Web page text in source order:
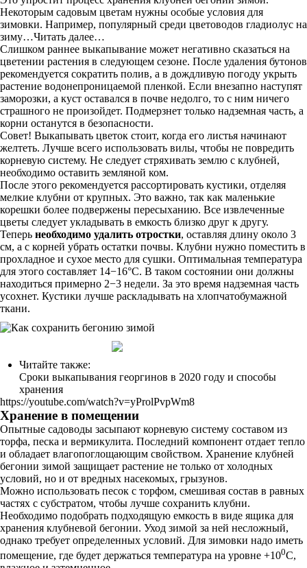
Некоторым садовым цветам нужны особые условия для
зимовки. Например, популярный среди цветоводов гладиолус на
зиму…Читать далее…
Слишком раннее выкапывание может негативно сказаться на
цветении растения в следующем сезоне. После удаления бутонов
рекомендуется сократить полив, а в дождливую погоду укрыть
растение водонепроницаемой пленкой. Если внезапно наступят
заморозки, а куст оставался в почве недолго, то с ним ничего
страшного не произойдет. Подмерзнет только надземная часть, а
корни останутся в безопасности.
Совет! Выкапывать цветок стоит, когда его листья начинают
желтеть. Лучше всего использовать вилы, чтобы не повредить
корневую систему. Не следует стряхивать землю с клубней,
необходимо оставить земляной ком.
После этого рекомендуется рассортировать кустики, отделяя
мелкие клубни от крупных. Это важно, так как маленькие
корешки более подвержены пересыханию. Все извлеченные
цветы следует укладывать в емкость близко друг к другу.
Теперь необходимо удалить отростки, оставляя длину около 3
см, а с корней убрать остатки почвы. Клубни нужно поместить в
прохладное и сухое место для сушки. Оптимальная температура
для этого составляет 14−16°C. В таком состоянии они должны
находиться примерно 2−3 недели. За это время надземная часть
усохнет. Кустики лучше раскладывать на хлопчатобумажной
ткани.
Читайте также:
Сроки выкапывания георгинов в 2020 году и способы
хранения
https://youtube.com/watch?v=yProlPvpWm8
Хранение в помещении
Опытные садоводы засыпают корневую систему составом из
торфа, песка и вермикулита. Последний компонент отдает тепло
и обладает влагопоглощающим свойством. Хранение клубней
бегонии зимой защищает растение не только от холодных
условий, но и от вредных насекомых, грызунов.
Можно использовать песок с торфом, смешивая состав в равных
частях с субстратом, чтобы лучше сохранить клубни.
Необходимо подобрать подходящую емкость в виде ящика для
хранения клубневой бегонии. Уход зимой за ней несложный,
однако требует определенных условий. Для зимовки надо иметь
помещение, где будет держаться температура на уровне +100С,